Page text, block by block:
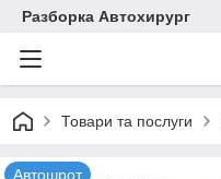
Разборка Автохирург
Товари та послуги
Автошрот